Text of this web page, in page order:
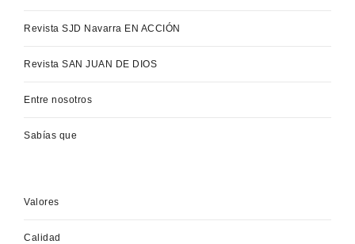
Revista SJD Navarra EN ACCIÓN
Revista SAN JUAN DE DIOS
Entre nosotros
Sabías que
Valores
Calidad